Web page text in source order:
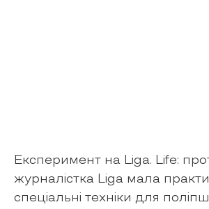
Експеримент на Liga. Life:
журналістка Liga мала
спеціальні техніки для